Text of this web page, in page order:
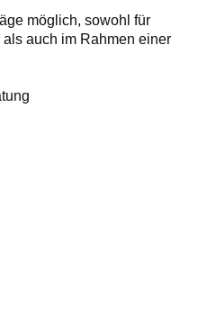
möglich, sowohl für
auch im Rahmen einer